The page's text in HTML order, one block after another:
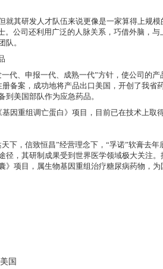
研发人才队伍来说更像是一家算得上规模
。公司还利用广泛的人脉关系，巧借外脑，
队。
、申报一代、成熟一代”方针，使公司的产
备案，成功地将产品出口美国，开创了我
到美国部队作为应急药品。
重组调亡蛋白》项目，目前已在技术上取
，信致恒昌”经营理念下，“孚诺”软膏去年
径，其研制成果受到世界医学领域极大关注
》项目，属生物基因重组治疗糖尿病药物，
国